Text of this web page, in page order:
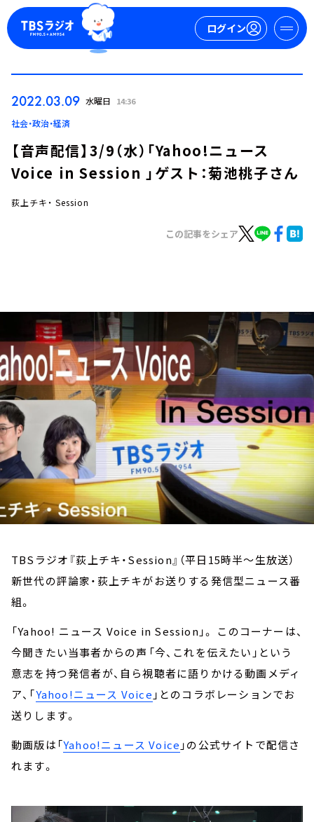
ログイン
お知らせ
イベント・グッズ
YouTube
会社情報
2022.03.09 水曜日 14:36
社会・政治・経済
【音声配信】3/9（水）「Yahoo!ニュース
Voice in Session 」ゲスト：菊池桃子さん
荻上チキ・ Session
この記事をシェア
TBSラジオ『荻上チキ・Session』（平日15時半～生放送）
新世代の評論家・荻上チキがお送りする発信型ニュース番
組。
「Yahoo! ニュース Voice in Session」。 このコーナーは、
今聞きたい当事者からの声――「今、これを伝えたい」という
意志を持つ発信者が、自ら視聴者に語りかける動画メディ
ア、「Yahoo!ニュース Voice 」とのコラボレーションでお
送りします。
動画版は「Yahoo!ニュース Voice 」の公式サイトで配信さ
れます。